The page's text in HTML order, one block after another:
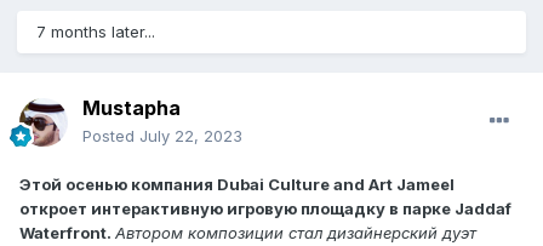
7 months later...
Mustapha
Posted July 22, 2023
Этой осенью компания Dubai Culture and Art Jameel
откроет интерактивную игровую площадку в парке Jaddaf
Waterfront. Автором композиции стал дизайнерский дуэт